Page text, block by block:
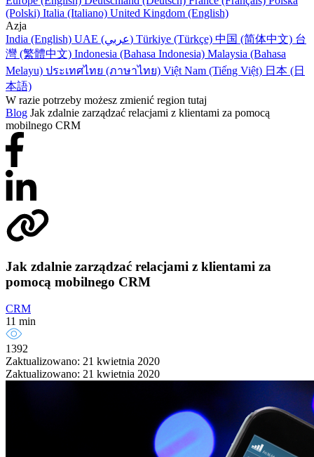
(Polski) Italia (Italiano) United Kingdom (English)
Azja
India (English)
UAE (عربي) Türkiye (Türkçe) 中国 (简体中文) 台
灣 (繁體中文) Indonesia (Bahasa Indonesia) Malaysia (Bahasa
Melayu) ประเทศไทย (ภาษาไทย) Việt Nam (Tiếng Việt) 日本 (日
本語)
W razie potrzeby możesz zmienić region tutaj
Blog Jak zdalnie zarządzać relacjami z klientami za pomocą
mobilnego CRM
Jak zdalnie zarządzać relacjami z klientami za
pomocą mobilnego CRM
CRM
11 min
1392
Zaktualizowano: 21 kwietnia 2020
Zaktualizowano: 21 kwietnia 2020